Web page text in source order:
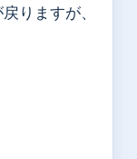
りますが、